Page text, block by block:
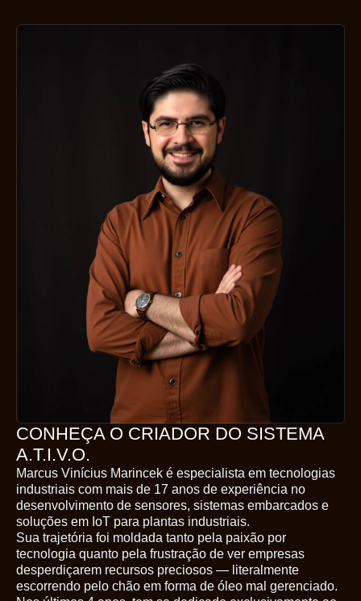
CONHEÇA O CRIADOR DO SISTEMA
A.T.I.V.O.
Marcus Vinícius Marincek é especialista em tecnologias
industriais com mais de 17 anos de experiência no
desenvolvimento de sensores, sistemas embarcados e
soluções em IoT para plantas industriais.
Sua trajetória foi moldada tanto pela paixão por
tecnologia quanto pela frustração de ver empresas
desperdiçarem recursos preciosos — literalmente
escorrendo pelo chão em forma de óleo mal gerenciado.